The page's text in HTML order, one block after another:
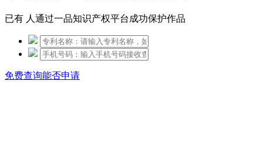
已有 人通过一品知识产权平台成功保护作品
免费查询能否申请